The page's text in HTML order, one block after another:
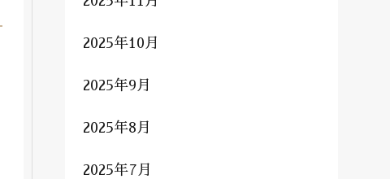
2025年10月
2025年9月
2025年8月
2025年7月